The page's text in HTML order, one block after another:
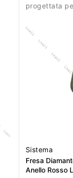
progettata
Sistema
Fresa
Anello Rosso